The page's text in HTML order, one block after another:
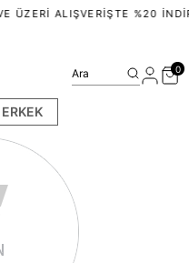
ÜZERI ALIŞVERIŞTE %20
ERKEK
Ara 0